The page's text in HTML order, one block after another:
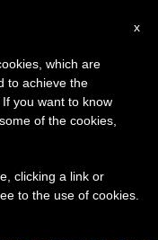
‘Papa
x
which are
to achieve the
you want to know
of the cookies,
clicking a link or
to the use of cookies.